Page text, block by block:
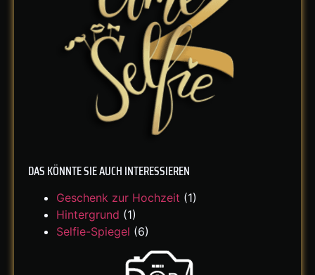
DAS KÖNNTE SIE AUCH INTERESSIEREN
Geschenk zur Hochzeit (1)
Hintergrund (1)
Selfie-Spiegel (6)